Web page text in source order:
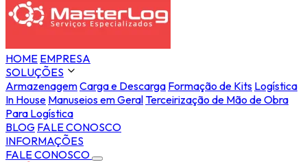
HOME EMPRESA
SOLUÇÕES
ArmazenagemCarga e Descarga Formação de Kits Logística
In House Manuseios em GeralTerceirização de Mão de Obra
Para Logística
BLOG FALE CONOSCO
INFORMAÇÕES
FALE CONOSCO